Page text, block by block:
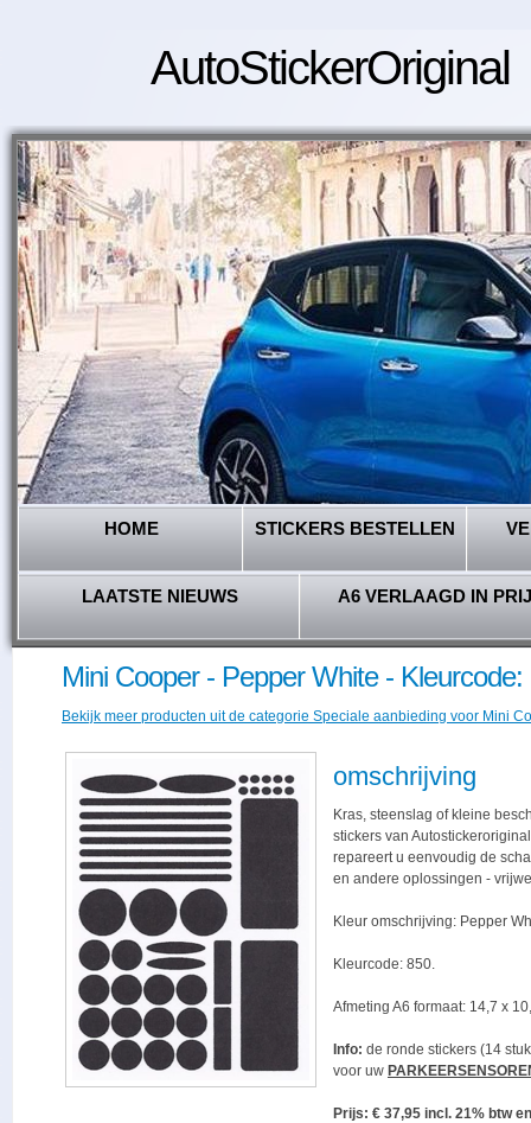
AutoStickerOriginal
HOME STICKERS BESTELLEN
LAATSTE NIEUWS A6 VERLAAGD IN
Mini Cooper - Pepper White - Kleurcode:
Bekijk meer producten uit de categorie Speciale aanbieding voor Mini
omschrijving
Kras, steenslag of kleine
stickers van
repareert u eenvoudig de
en andere oplossingen -
Kleur omschrijving: Pepper
Kleurcode: 850.
Afmeting A6 formaat: 14,7 x
Info: de ronde stickers (14
voor uw
Prijs: € 37,95 incl. 21% btw